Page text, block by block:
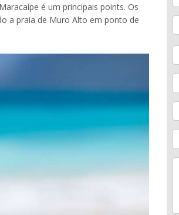
é um principais points. Os
a praia de Muro Alto em ponto de